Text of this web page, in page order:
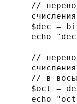
//
$dec =
echo
//
счисления
// в
$oct =
echo